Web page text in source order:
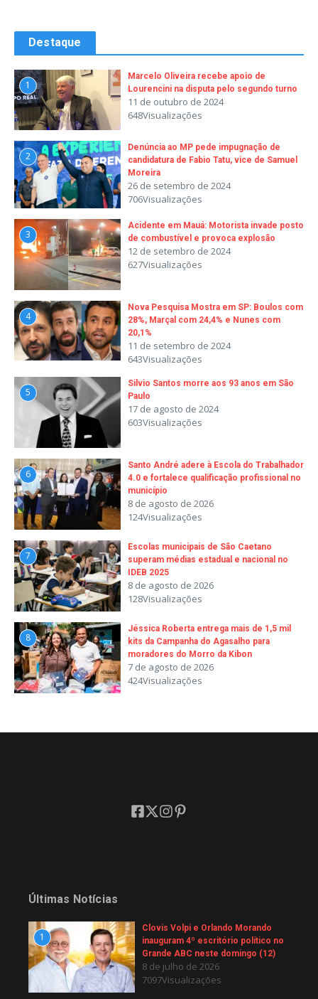
Destaque
1
Marcelo Oliveira recebe apoio de
Lourencini na disputa pelo segundo turno
11 de outubro de 2024
648Visualizações
2
Denúncia ao MP pede impugnação de
candidatura de Fabio Tatu, vice de Samuel
Moreira
26 de setembro de 2024
706Visualizações
3
Acidente em Mauá: Motorista invade posto
de combustível e provoca explosão
12 de setembro de 2024
627Visualizações
4
Nova Pesquisa Mostra em SP: Boulos com
28%, Marçal com 24,4% e Nunes com
20,1%
11 de setembro de 2024
643Visualizações
5
Silvio Santos morre aos 93 anos em São
Paulo
17 de agosto de 2024
603Visualizações
6
Santo André adere à Escola do Trabalhador
4.0 e fortalece qualificação profissional no
município
8 de agosto de 2026
124Visualizações
7
Escolas municipais de São Caetano
superam médias estadual e nacional no
IDEB 2025
8 de agosto de 2026
128Visualizações
8
Jéssica Roberta entrega mais de 1,5 mil
kits da Campanha do Agasalho para
moradores do Morro da Kibon
7 de agosto de 2026
424Visualizações
Últimas Notícias
1
Clovis Volpi e Orlando Morando
inauguram 4º escritório político no
Grande ABC neste domingo (12)
8 de julho de 2026
7097Visualizações